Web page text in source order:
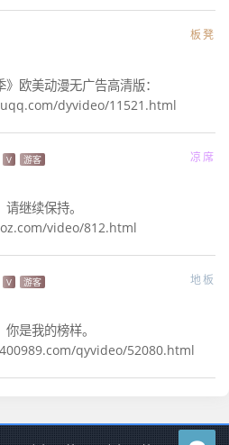
板凳
》欧美动漫无广告高清版：
dyvideo/11521.html
V 游客 凉席
继续保持。
video/812.html
V 游客 地板
是我的榜样。
qyvideo/52080.html